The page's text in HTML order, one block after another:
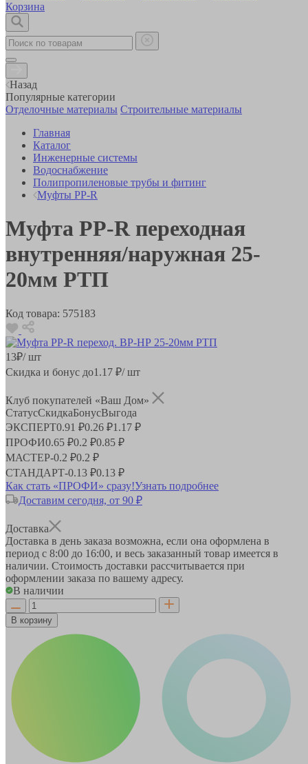
Корзина
Назад
Популярные категории
Отделочные материалы Строительные материалы
Главная
Каталог
Инженерные системы
Водоснабжение
Полипропиленовые трубы и фитинг
Муфты PP-R
Муфта РР-R переходная
внутренняя/наружная 25-
20мм РТП
Код товара: 575183
13₽/ шт
Скидка и бонус до1.17 ₽/ шт
Клуб покупателей «Ваш Дом»
СтатусСкидкаБонусВыгода
ЭКСПЕРТ0.91 ₽0.26 ₽1.17 ₽
ПРОФИ0.65 ₽0.2 ₽0.85 ₽
МАСТЕР-0.2 ₽0.2 ₽
СТАНДАРТ-0.13 ₽0.13 ₽
Как стать «ПРОФИ» сразу!Узнать подробнее
Доставим сегодня, от 90 ₽
Доставка
Доставка в день заказа возможна, если она оформлена в
период с 8:00 до 16:00, и весь заказанный товар имеется в
наличии. Стоимость доставки рассчитывается при
оформлении заказа по вашему адресу.
В наличии
В корзину